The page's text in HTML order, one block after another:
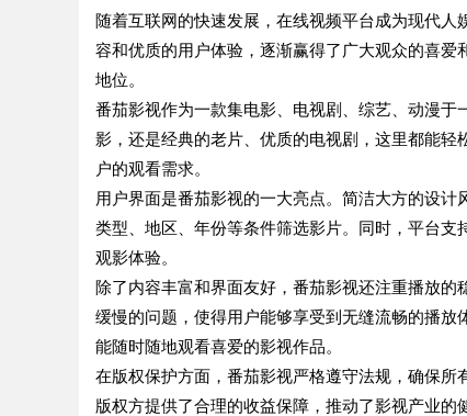
随着互联网的快速发展，在线视频平台成为现代
容和优质的用户体验，逐渐赢得了广大观众的喜
地位。
番茄影视作为一款集电影、电视剧、综艺、动漫
影，还是经典的老片、优质的电视剧，这里都能
户的观看需求。
用户界面是番茄影视的一大亮点。简洁大方的设
类型、地区、年份等条件筛选影片。同时，平台
观影体验。
除了内容丰富和界面友好，番茄影视还注重播放
缓慢的问题，使得用户能够享受到无缝流畅的播
能随时随地观看喜爱的影视作品。
在版权保护方面，番茄影视严格遵守法规，确保
版权方提供了合理的收益保障，推动了影视产业的